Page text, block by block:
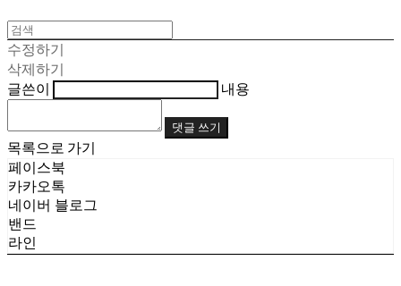
수정하기
삭제하기
글쓴이
내용
댓글 쓰기
목록으로 가기
페이스북
카카오톡
네이버 블로그
밴드
라인